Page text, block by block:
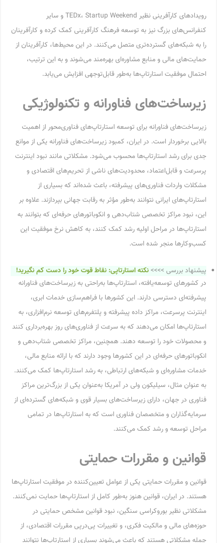
رویدادهای کارآفرینی نظیر TEDx، Startup Weekend و سایر
کنفرانس‌های بزرگ نیز به توسعه فرهنگ کارآفرینی کمک کرده و کارآفرینان
را به شبکه‌های گسترده‌تری متصل می‌کنند. در این محیط‌ها، کارآفرینان از
حمایت‌های مالی و منابع مشاوره‌ای بهره‌مند می‌شوند و به این ترتیب،
احتمال موفقیت استارتاپ‌ها به‌طور قابل‌توجهی افزایش می‌یابد.
زیرساخت‌های فناورانه و تکنولوژیکی
زیرساخت‌های فناورانه برای توسعه استارتاپ‌های فناوری‌محور از اهمیت
بالایی برخوردار است. در ایران، کمبود زیرساخت‌های فناورانه یکی از موانع
جدی برای رشد استارتاپ‌ها محسوب می‌شود. مشکلاتی مانند نبود اینترنت
پرسرعت و قابل‌اعتماد، محدودیت‌های ناشی از تحریم‌های اقتصادی و
مشکلات واردات فناوری‌های پیشرفته، باعث شده‌اند که بسیاری از
استارتاپ‌های ایرانی نتوانند به‌طور مؤثر به رقابت جهانی بپردازند. علاوه بر
این، نبود مراکز تخصصی شتاب‌دهی و انکوباتورهای حرفه‌ای که بتوانند به
استارتاپ‌ها در مراحل اولیه رشد کمک کنند، به کاهش نرخ موفقیت این
کسب‌وکارها منجر شده است.
پیشنهاد بررسی >>>>نکته استارتاپی: نقاط قوت خود را دست کم نگیرید!
در کشورهای توسعه‌یافته، استارتاپ‌ها به‌راحتی به زیرساخت‌های فناورانه
پیشرفته‌ای دسترسی دارند. این کشورها با فراهم‌سازی خدمات ابری،
اینترنت پرسرعت، مراکز داده پیشرفته و پلتفرم‌های توسعه نرم‌افزاری، به
استارتاپ‌ها امکان می‌دهند که به سرعت از فناوری‌های روز بهره‌برداری کنند
و محصولات خود را توسعه دهند. همچنین، مراکز تخصصی شتاب‌دهی و
انکوباتورهای حرفه‌ای در این کشورها وجود دارند که با ارائه منابع مالی،
خدمات مشاوره‌ای و شبکه‌های ارتباطی، به رشد استارتاپ‌ها کمک می‌کنند.
به عنوان مثال، سیلیکون ولی در آمریکا به‌عنوان یکی از بزرگ‌ترین مراکز
فناوری در جهان، دارای زیرساخت‌های بسیار قوی و شبکه‌های گسترده‌ای از
سرمایه‌گذاران و متخصصان فناوری است که به استارتاپ‌ها در تمامی
مراحل توسعه و رشد کمک می‌کنند.
قوانین و مقررات حمایتی
قوانین و مقررات حمایتی یکی از عوامل تعیین‌کننده در موفقیت استارتاپ‌ها
هستند. در ایران، قوانین هنوز به‌طور کامل از استارتاپ‌ها حمایت نمی‌کنند.
مشکلاتی نظیر بوروکراسی سنگین، نبود قوانین مشخص حمایتی در
حوزه‌های مالی و مالکیت فکری، و تغییرات پی‌درپی مقررات اقتصادی، از
جمله مشکلاتی هستند که باعث می‌شوند بسیاری از استارتاپ‌ها نتوانند